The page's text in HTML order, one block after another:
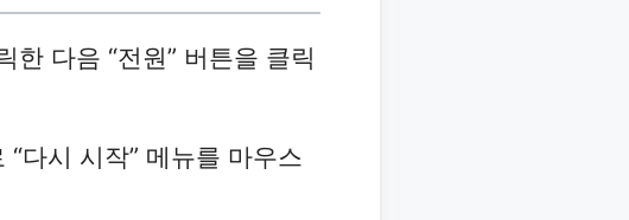
한 다음 “전원” 버튼을 클릭
다시 시작” 메뉴를 마우스